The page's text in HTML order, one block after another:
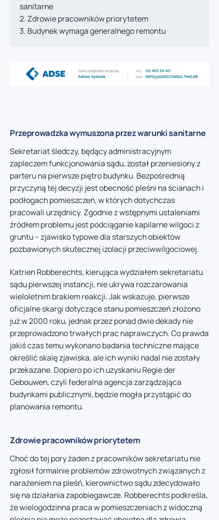
sanitarne
Zdrowie pracowników priorytetem
Budynek wymaga generalnego remontu
Przeprowadzka wymuszona przez warunki sanitarne
Sekretariat śledczy, będący administracyjnym
zapleczem funkcjonowania sądu, został przeniesiony z
parteru na pierwsze piętro budynku. Bezpośrednią
przyczyną tej decyzji jest obecność pleśni na ścianach i
podłogach pomieszczeń, w których dotychczas
pracowali urzędnicy. Zgodnie z wstępnymi ustaleniami
źródłem problemu jest podciąganie kapilarne wilgoci z
gruntu – zjawisko typowe dla starszych obiektów
pozbawionych skutecznej izolacji przeciwwilgociowej.
Katrien Robberechts, kierująca wydziałem sekretariatu
sądu pierwszej instancji, nie ukrywa rozczarowania
wieloletnim brakiem reakcji. Jak wskazuje, pierwsze
oficjalne skargi dotyczące stanu pomieszczeń złożono
już w 2000 roku, jednak przez ponad dwie dekady nie
przeprowadzono trwałych prac naprawczych. Co prawda
jakiś czas temu wykonano badania techniczne mające
określić skalę zjawiska, ale ich wyniki nadal nie zostały
przekazane. Dopiero po ich uzyskaniu Regie der
Gebouwen, czyli federalna agencja zarządzająca
budynkami publicznymi, będzie mogła przystąpić do
planowania remontu.
Zdrowie pracowników priorytetem
Choć do tej pory żaden z pracowników sekretariatu nie
zgłosił formalnie problemów zdrowotnych związanych z
narażeniem na pleśń, kierownictwo sądu zdecydowało
się na działania zapobiegawcze. Robberechts podkreśla,
że wielogodzinna praca w pomieszczeniach z widoczną